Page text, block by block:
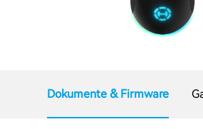
Dokumente & Firmware